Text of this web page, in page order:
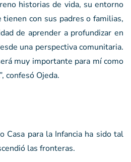
historias de vida, su entorno
con sus padres o familias,
de aprender a profundizar en
una perspectiva comunitaria.
muy importante para mí como
confesó Ojeda.
Casa para la Infancia ha sido tal
las fronteras.